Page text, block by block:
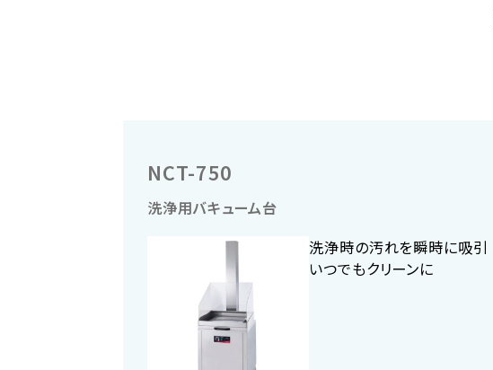
NCT-750
洗浄用バキューム台
洗浄時の汚れを瞬時に吸引
いつでもクリーンに